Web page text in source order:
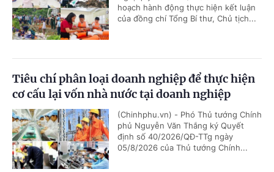
hoạch hành động thực hiện kết luận
của đồng chí Tổng Bí thư, Chủ tịch...
Tiêu chí phân loại doanh nghiệp để thực hiện
cơ cấu lại vốn nhà nước tại doanh nghiệp
(Chinhphu.vn) - Phó Thủ tướng Chính
phủ Nguyễn Văn Thắng ký Quyết
định số 40/2026/QĐ-TTg ngày
05/8/2026 của Thủ tướng Chính...